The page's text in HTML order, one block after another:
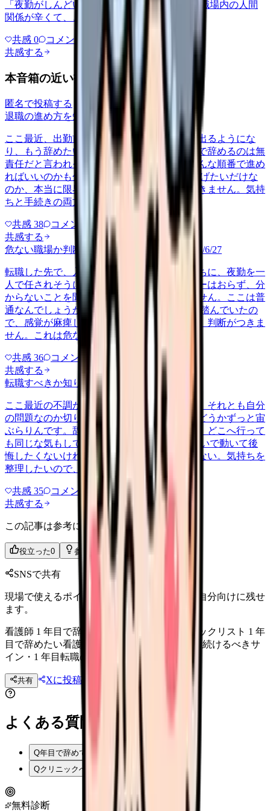
「夜勤がしんどい」について相談したいです 職場内の人間
関係が辛くて、、、
共感 0 コメント
共感する
本音箱の近い投稿
匿名で投稿する
退職の進め方を知りたいshinjin 2026/6/15
ここ最近、出勤前になると吐き気がして涙が出るようにな
り、もう辞めたいと毎朝思います。でも新人で辞めるのは無
責任だと言われそうで、どう切り出して、どんな順番で進め
ればいいのかも分からず動けずにいます。 逃げたいだけな
のか、本当に限界なのか、自分でも判断がつきません。気持
ちと手続きの両方が整理できなく…
共感 38 コメント2
共感する
危ない職場か判断してほしい
career-growth 2026/6/27
転職した先で、入職して二ヶ月も経たないうちに、夜勤を一
人で任されそうになっています。プリセプターはおらず、分
からないことを聞ける相手も日によっていません。ここは普
通なんでしょうか。 前の職場はもっと段階を踏んでいたの
で、感覚が麻痺しているのか自分が甘いのか、判断がつきま
せん。これは危ない環境なのか…
共感 36 コメント
共感する
転職すべきか知りたいother
ここ最近の不調が、職場の環境のせいなのか、それとも自分
の問題なのか切り分けられず、転職すべきかどうかずっと宙
ぶらりんです。辞めれば楽になる気もするし、どこへ行って
も同じな気もして、決め手がありません。 勢いで動いて後
悔したくないけれど、このまま留まる根拠もない。気持ちを
整理したいので、判断材料の集…
共感 35 コメント
共感する
この記事は参考になりましたか？
役立った0 参考になった 0
SNSで共有
現場で使えるポイントを、同僚やあとで読む自分向けに残せ
ます。
看護師 1 年目で辞めたい｜決断前に見るチェックリスト 1 年
目で辞めたい看護師向け. 辞めるべきサイン・続けるべきサ
イン・1 年目転職の市場価値を整理します.
共有 Xに投稿 投稿文コピー
よくある質問
Q年目で辞めて再就職は可能？
Qクリニックへ転職できる？
無料診断